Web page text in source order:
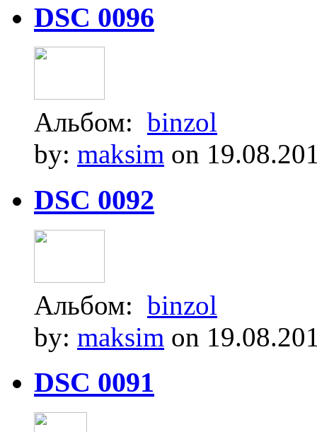
DSC 0096
Альбом: binzol
by: maksim on
DSC 0092
Альбом: binzol
by: maksim on
DSC 0091